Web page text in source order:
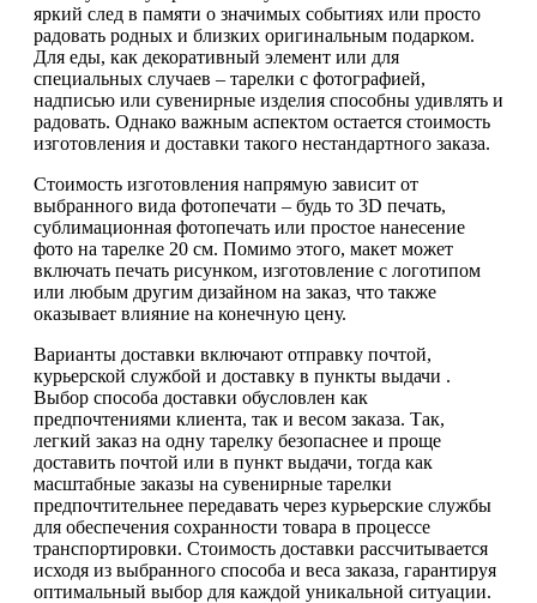
яркий след в памяти о значимых событиях или просто
радовать родных и близких оригинальным подарком.
Для еды, как декоративный элемент или для
специальных случаев – тарелки с фотографией,
надписью или сувенирные изделия способны удивлять и
радовать. Однако важным аспектом остается стоимость
изготовления и доставки такого нестандартного заказа.
Стоимость изготовления напрямую зависит от
выбранного вида фотопечати – будь то 3D печать,
сублимационная фотопечать или простое нанесение
фото на тарелке 20 см. Помимо этого, макет может
включать печать рисунком, изготовление с логотипом
или любым другим дизайном на заказ, что также
оказывает влияние на конечную цену.
Варианты доставки включают отправку почтой,
курьерской службой и доставку в пункты выдачи .
Выбор способа доставки обусловлен как
предпочтениями клиента, так и весом заказа. Так,
легкий заказ на одну тарелку безопаснее и проще
доставить почтой или в пункт выдачи, тогда как
масштабные заказы на сувенирные тарелки
предпочтительнее передавать через курьерские службы
для обеспечения сохранности товара в процессе
транспортировки. Стоимость доставки рассчитывается
исходя из выбранного способа и веса заказа, гарантируя
оптимальный выбор для каждой уникальной ситуации.